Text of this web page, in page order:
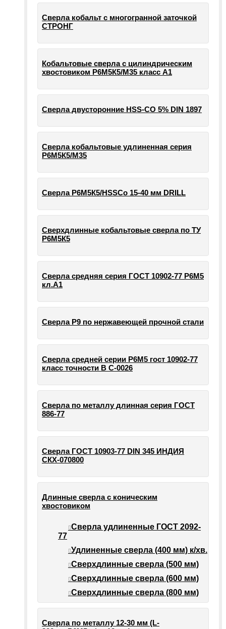
Сверла кобальт с многогранной заточкой
СТРОНГ
Кобальтовые сверла с цилиндрическим
хвостовиком Р6М5К5/М35 класс А1
Сверла двусторонние HSS-CO 5% DIN 1897
Сверла кобальтовые удлиненная серия
Р6М5К5/М35
Сверла Р6М5К5/HSSCo 15-40 мм DRILL
Сверхдлинные кобальтовые сверла по ТУ
Р6М5К5
Сверла средняя серия ГОСТ 10902-77 Р6М5
кл.А1
Сверла Р9 по нержавеющей прочной стали
Сверла средней серии Р6М5 гост 10902-77
класс точности В С-0026
Сверла по металлу длинная серия ГОСТ
886-77
Сверла ГОСТ 10903-77 DIN 345 ИНДИЯ
СКХ-070800
Длинные сверла с коническим
хвостовиком
Сверла удлиненные ГОСТ 2092-
77
Удлиненные сверла (400 мм) к/хв.
Сверхдлинные сверла (500 мм)
Сверхдлинные сверла (600 мм)
Сверхдлинные сверла (800 мм)
Сверла по металлу 12-30 мм (L-